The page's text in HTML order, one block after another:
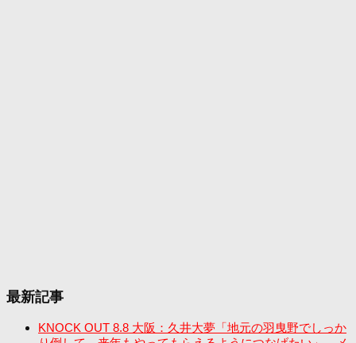
最新記事
KNOCK OUT 8.8 大阪：久井大夢「地元の羽曳野でしっか